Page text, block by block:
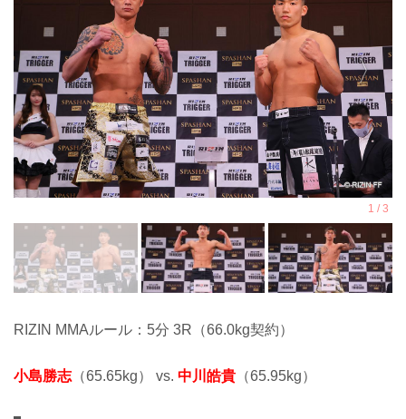
RIZIN MMAルール：5分 3R（66.0kg契約）
小島勝志 （65.65kg） vs. 中川皓貴 （65.95kg）